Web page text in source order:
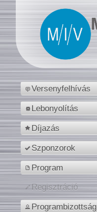
Versenyfelhívás
Lebonyolítás
Díjazás
Szponzorok
Program
Regisztráció
Programbizottság